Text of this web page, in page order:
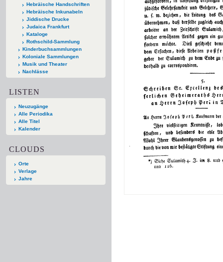
Hebräische Handschriften
Hebräische Inkunabeln
Jiddische Drucke
Judaica Frankfurt
Kataloge
Rothschild-Sammlung
Kinderbuchsammlungen
Koloniale Sammlungen
Musik und Theater
Nachlässe
LISTEN
Neuzugänge
Alle Periodika
Alle Titel
Kalender
CLOUDS
Orte
Verlage
Jahre